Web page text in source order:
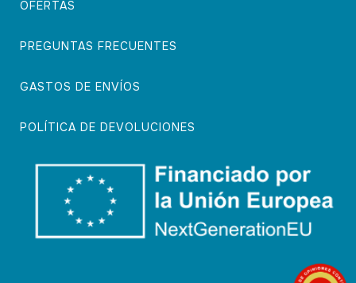
OFERTAS
PREGUNTAS FRECUENTES
GASTOS DE ENVÍOS
POLÍTICA DE DEVOLUCIONES